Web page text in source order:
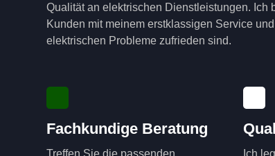
Qualität an elektrischen Dienstleistungen. Ich
Kunden mit meinem erstklassigen Service
elektrischen Probleme zufrieden sind.
Fachkundige Beratung